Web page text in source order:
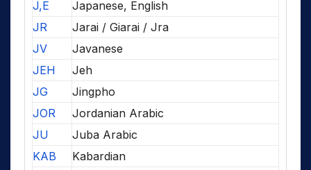
J,E
Japanese, English
JR
Jarai / Giarai / Jra
JV
Javanese
JEH
Jeh
JG
Jingpho
JOR
Jordanian Arabic
JU
Juba Arabic
KAB
Kabardian